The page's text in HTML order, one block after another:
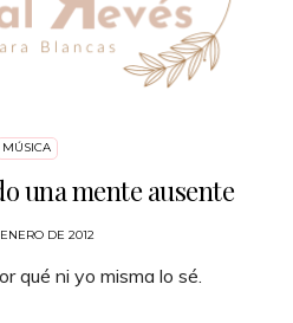
MÚSICA
una mente ausente
DE 2012
qué ni yo misma lo sé.